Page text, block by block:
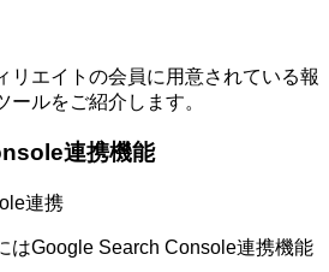
リエイトの会員に用意されている報
ルをご紹介します。
連携機能
はGoogle Search Console連携機能